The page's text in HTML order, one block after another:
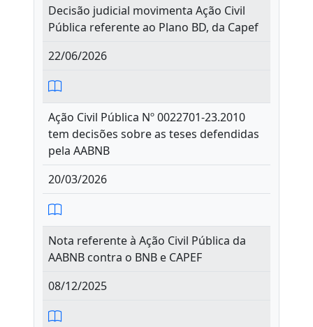
Decisão judicial movimenta Ação Civil
Pública referente ao Plano BD, da Capef
22/06/2026
Ação Civil Pública Nº 0022701-23.2010
tem decisões sobre as teses defendidas
pela AABNB
20/03/2026
Nota referente à Ação Civil Pública da
AABNB contra o BNB e CAPEF
08/12/2025